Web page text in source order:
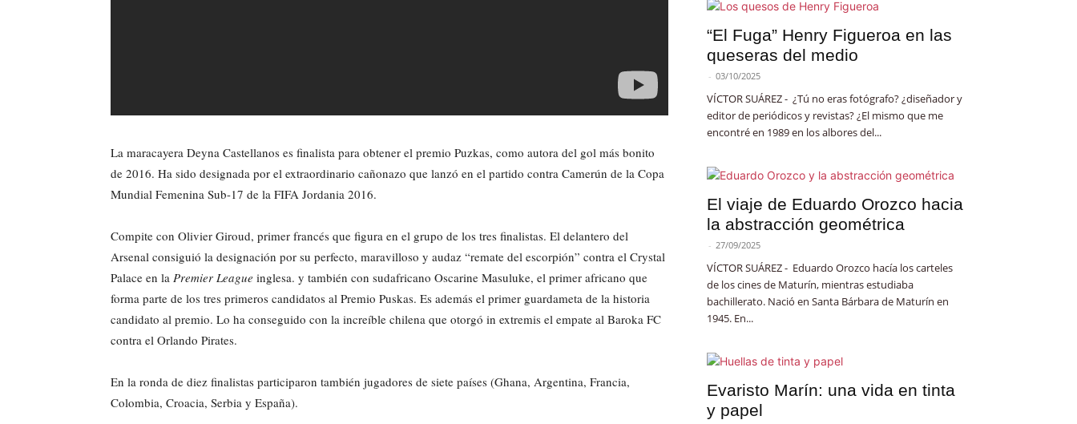
La maracayera Deyna Castellanos es finalista para obtener el premio Puzkas, como autora del gol más bonito
de 2016. Ha sido designada por el extraordinario cañonazo que lanzó en el partido contra Camerún de la Copa
Mundial Femenina Sub-17 de la FIFA Jordania 2016.
Compite con Olivier Giroud, primer francés que figura en el grupo de los tres finalistas. El delantero del
Arsenal consiguió la designación por su perfecto, maravilloso y audaz “remate del escorpión” contra el Crystal
Palace en la Premier League inglesa. y también con sudafricano Oscarine Masuluke, el primer africano que
forma parte de los tres primeros candidatos al Premio Puskas. Es además el primer guardameta de la historia
candidato al premio. Lo ha conseguido con la increíble chilena que otorgó in extremis el empate al Baroka FC
contra el Orlando Pirates.
En la ronda de diez finalistas participaron también jugadores de siete países (Ghana, Argentina, Francia,
Colombia, Croacia, Serbia y España).
“El Fuga” Henry Figueroa en las
queseras del medio
- 03/10/2025
VÍCTOR SUÁREZ - ¿Tú no eras fotógrafo? ¿diseñador y
editor de periódicos y revistas? ¿El mismo que me
encontré en 1989 en los albores del...
El viaje de Eduardo Orozco hacia
la abstracción geométrica
- 27/09/2025
VÍCTOR SUÁREZ - Eduardo Orozco hacía los carteles
de los cines de Maturín, mientras estudiaba
bachillerato. Nació en Santa Bárbara de Maturín en
1945. En...
Evaristo Marín: una vida en tinta
y papel